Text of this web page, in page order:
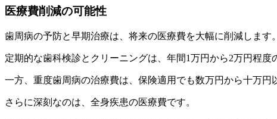
医療費削減の可能性
歯周病の予防と早期治療は、将来の医療費を大幅に削減します。
定期的な歯科検診とクリーニングは、年間1万円から2万円程度
一方、重度歯周病の治療費は、保険適用でも数万円から十万
さらに深刻なのは、全身疾患の医療費です。